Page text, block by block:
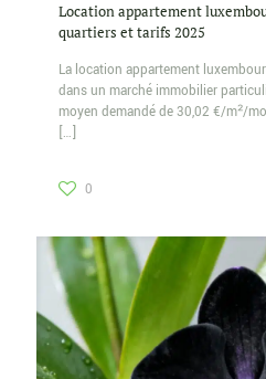
Location appartement
quartiers et tarifs 2025
La location appartement
dans un marché immobilier
moyen demandé de 30,02 €/m²/
[…]
0